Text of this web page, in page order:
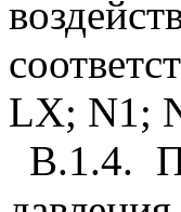
LX; N1;
В.1.4.